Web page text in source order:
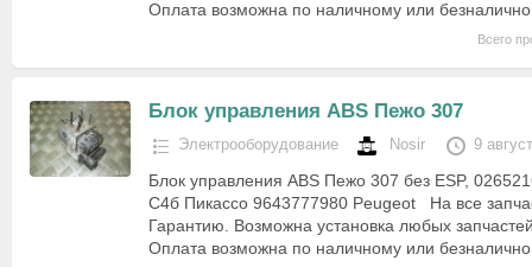
Оплата возможна по наличному или
Всего
Блок управления ABS Пежо 307
Электрооборудование Nosir 9
Блок управления ABS Пежо 307 без ESP,
С4б Пикассо 9643777980 Peugeot На все
Гарантию. Возможна установка любых
Оплата возможна по наличному или